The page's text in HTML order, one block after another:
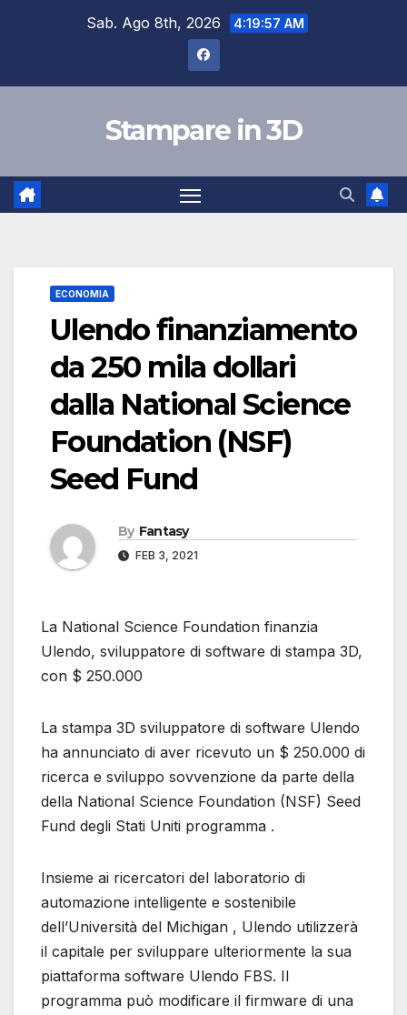
Sab. Ago 8th, 2026 4:19:57 AM
Stampare in 3D
ECONOMIA
Ulendo finanziamento
da 250 mila dollari
dalla National Science
Foundation (NSF)
Seed Fund
By Fantasy
FEB 3, 2021
La National Science Foundation finanzia
Ulendo, sviluppatore di software di stampa 3D,
con $ 250.000
La stampa 3D sviluppatore di software Ulendo
ha annunciato di aver ricevuto un $ 250.000 di
ricerca e sviluppo sovvenzione da parte della
della National Science Foundation (NSF) Seed
Fund degli Stati Uniti programma .
Insieme ai ricercatori del laboratorio di
automazione intelligente e sostenibile
dell’Università del Michigan , Ulendo utilizzerà
il capitale per sviluppare ulteriormente la sua
piattaforma software Ulendo FBS. Il
programma può modificare il firmware di una